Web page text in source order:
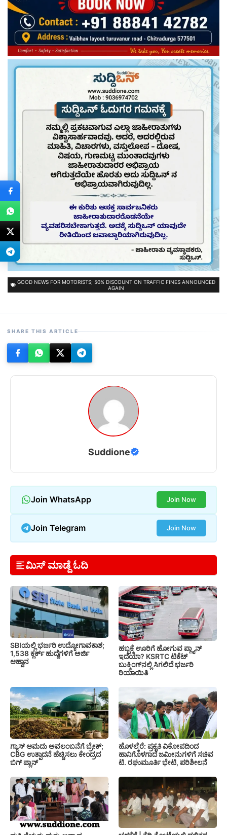
GOOD NEWS FOR MOTORISTS; 50% DISCOUNT ON TRAFFIC FINES ANNOUNCED
AGAIN
SHARE THIS ARTICLE
Suddione
Join WhatsApp Join Now
Join Telegram Join Now
ಮಿಸ್ ಮಾಡ್ದೆ ಓದಿ
SBIಯಲ್ಲಿ ಭರ್ಜರಿ ಉದ್ಯೋಗಾವಕಾಶ;
1,538 ಕ್ಲರ್ಕ್ ಹುದ್ದೆಗಳಿಗೆ ಅರ್ಜಿ
ಆಹ್ವಾನ
ಹಬ್ಬಕ್ಕೆ ಊರಿಗೆ ಹೋಗುವ ಪ್ಲ್ಯಾನ್
ಇದೆಯಾ? KSRTC ಟಿಕೆಟ್
ಬುಕ್ಕಿಂಗ್‌ನಲ್ಲಿ ಸಿಗಲಿದೆ ಭರ್ಜರಿ
ರಿಯಾಯಿತಿ
ಗ್ಯಾಸ್ ಆಮದು ಅವಲಂಬನೆಗೆ ಬ್ರೇಕ್;
CBG ಉತ್ಪಾದನೆ ಹೆಚ್ಚಿಸಲು ಕೇಂದ್ರದ
ಬಿಗ್ ಪ್ಲಾನ್
ಹೊಳಲ್ಕೆರೆ: ಪ್ರಕೃತಿ ವಿಕೋಪದಿಂದ
ಹಾನಿಗೊಳಗಾದ ಜಮೀನುಗಳಿಗೆ ಸಚಿವ
ಟಿ. ರಘುಮೂರ್ತಿ ಭೇಟಿ, ಪರಿಶೀಲನೆ